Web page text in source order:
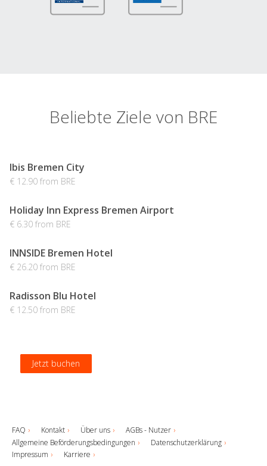
Beliebte Ziele von BRE
Ibis Bremen City
€ 12.90 from BRE
Jetzt buchen
Holiday Inn Express Bremen Airport
€ 6.30 from BRE
Jetzt buchen
INNSIDE Bremen Hotel
€ 26.20 from BRE
Jetzt buchen
Radisson Blu Hotel
€ 12.50 from BRE
Jetzt buchen
FAQ Kontakt Über uns
AGBs - Nutzer
Allgemeine Beförderungsbedingungen
Datenschutzerklärung
Impressum
Karriere